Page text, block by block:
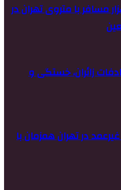
بیش از ۷۱۶ هزار مسافر با متروی تهران در
زائران، خستگی و
غیرعمد در تهران همزمان با